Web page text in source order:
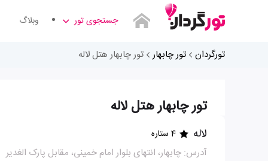
جستجوی تور وبلاگ
تورگردان تور چابهار تور چابهار هتل لاله
تور چابهار هتل لاله
لاله 4 ستاره
آدرس: چابهار، انتهای بلوار امام خمینی، مقابل پارک الغدیر